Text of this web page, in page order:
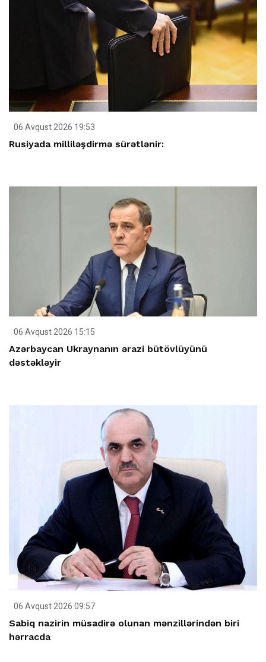
06 Avqust 2026 19:53
Rusiyada milliləşdirmə sürətlənir:
06 Avqust 2026 15:15
Azərbaycan Ukraynanın ərazi bütövlüyünü
dəstəkləyir
06 Avqust 2026 09:57
Sabiq nazirin müsadirə olunan mənzillərindən biri
hərracda